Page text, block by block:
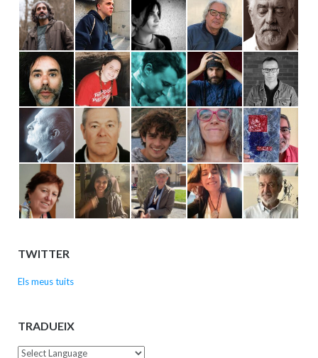
TWITTER
Els meus tuits
TRADUEIX